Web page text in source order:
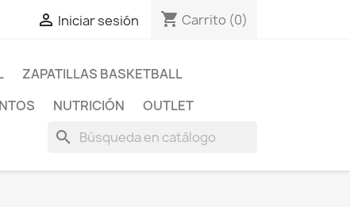
 Iniciar sesión shopping_cart Carrito (0)
ZAPATILLAS BASKETBALL
NUTRICIÓN OUTLET
search